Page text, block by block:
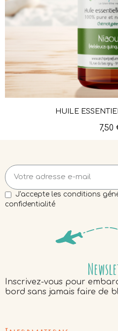
Aperçu
HUILE
7,50
J'accepte les conditions
confidentialité
Inscrivez-vous pour
bord sans jamais faire de